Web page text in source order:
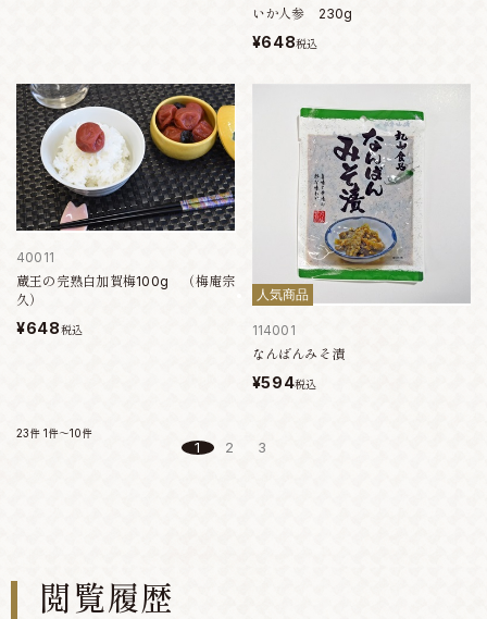
いか人参 230g
¥648税込
40011
蔵王の完熟白加賀梅100g （梅庵宗
久）
¥648税込
人気商品
114001
なんばんみそ漬
¥594税込
23件 1件～10件
1 2 3
閲覧履歴